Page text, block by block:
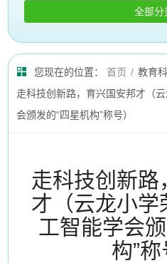
全部分
您现在的位置： 首页 / 教育
走科技创新路，育兴国安邦才（
会颁发的“四星机构”称号）
走科技创新路
才（云龙小学
工智能学会
构”称